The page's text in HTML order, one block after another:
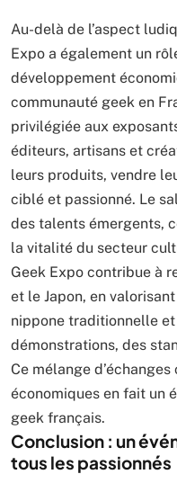
Au-delà de l’aspect
Expo a également un
développement
communauté geek en
privilégiée aux
éditeurs, artisans et
leurs produits, vendre
ciblé et passionné. Le
des talents émergents,
la vitalité du secteur
Geek Expo contribue à
et le Japon, en
nippone traditionnelle
démonstrations, des
Ce mélange
économiques en fait un
geek français.
Conclusion : un
tous les passionnés